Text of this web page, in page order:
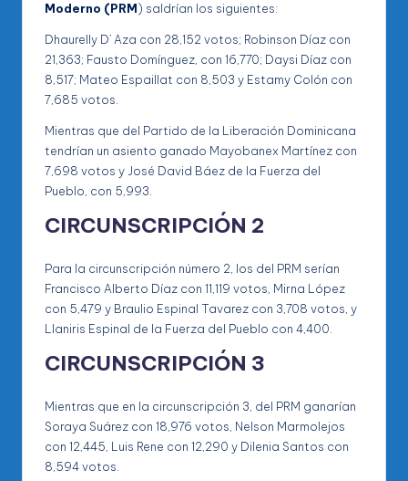
Moderno (PRM) saldrían los siguientes:
Dhaurelly D’ Aza con 28,152 votos; Robinson Díaz con
21,363; Fausto Domínguez, con 16,770; Daysi Díaz con
8,517; Mateo Espaillat con 8,503 y Estamy Colón con
7,685 votos.
Mientras que del Partido de la Liberación Dominicana
tendrían un asiento ganado Mayobanex Martínez con
7,698 votos y José David Báez de la Fuerza del
Pueblo, con 5,993.
CIRCUNSCRIPCIÓN 2
Para la circunscripción número 2, los del PRM serían
Francisco Alberto Díaz con 11,119 votos, Mirna López
con 5,479 y Braulio Espinal Tavarez con 3,708 votos, y
Llaniris Espinal de la Fuerza del Pueblo con 4,400.
CIRCUNSCRIPCIÓN 3
Mientras que en la circunscripción 3, del PRM ganarían
Soraya Suárez con 18,976 votos, Nelson Marmolejos
con 12,445, Luis Rene con 12,290 y Dilenia Santos con
8,594 votos.